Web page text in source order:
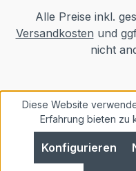
Alle Preise inkl.
Versandkosten und
nicht
Diese Website
Erfahrung bieten zu
Konfigurieren